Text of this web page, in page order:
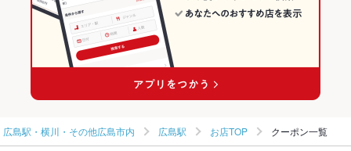
その他の関連店舗
広島駅 × 和食
広島駅 × 和食全般
広島 × 和食全般
広島駅・横川・その他広島市内 広島駅 お店TOP クーポン一覧